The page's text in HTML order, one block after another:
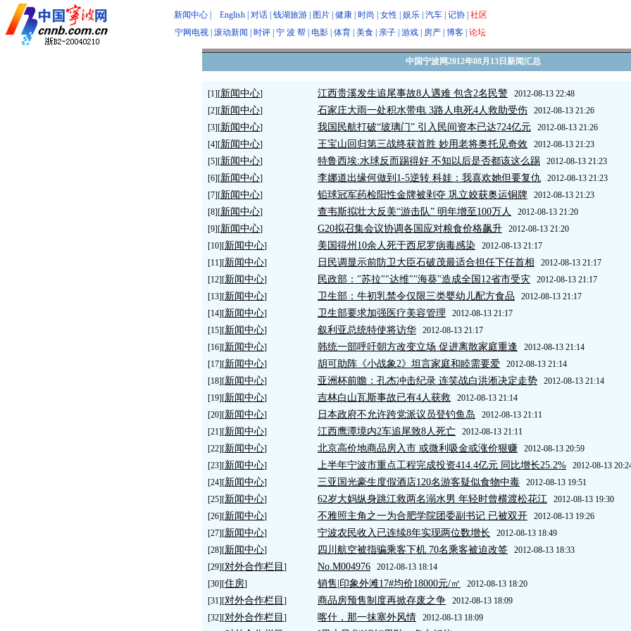
新闻中心| English| 对话| 钱湖旅游| 图片| 健康| 时尚 女性| 娱乐| 汽车| 记协| 社区
宁网电视 滚动新闻 时评 宁 波 帮 电影 体育 美食 亲子 游戏 房产 博客 论坛
中国宁波网2012年08月13日新闻汇总
[1][新闻中心] 江西贵溪发生追尾事故8人遇难 包含2名民警 2012-08-13 22:48
[2][新闻中心] 石家庄大雨一处积水带电 3路人电死4人救助受伤 2012-08-13 21:26
[3][新闻中心] 我国民航打破“玻璃门” 引入民间资本已达724亿元 2012-08-13 21:26
[4][新闻中心] 王宝山回归第三战终获首胜 妙用老将奥托见奇效 2012-08-13 21:23
[5][新闻中心] 特鲁西埃:水球反而踢得好 不知以后是否都该这么踢 2012-08-13 21:23
[6][新闻中心] 李娜道出缘何做到1-5逆转 科娃：我喜欢她但要复仇 2012-08-13 21:23
[7][新闻中心] 铅球冠军药检阳性金牌被剥夺 巩立姣获奥运铜牌 2012-08-13 21:23
[8][新闻中心] 查韦斯拟壮大反美“游击队” 明年增至100万人
2012-08-13 21:20
[9][新闻中心] G20拟召集会议协调各国应对粮食价格飙升 2012-08-13 21:20
[10][新闻中心] 美国得州10余人死于西尼罗病毒感染 2012-08-13 21:17
[11][新闻中心] 日民调显示前防卫大臣石破茂最适合担任下任首相
2012-08-13 21:17
[12][新闻中心] 民政部："苏拉""达维""海葵"造成全国12省市受灾 2012-08-13 21:17
[13][新闻中心] 卫生部：牛初乳禁令仅限三类婴幼儿配方食品 2012-08-13 21:17
[14][新闻中心] 卫生部要求加强医疗美容管理 2012-08-13 21:17
[15][新闻中心] 叙利亚总统特使将访华 2012-08-13 21:17
[16][新闻中心] 韩统一部呼吁朝方改变立场 促进离散家庭重逢 2012-08-13 21:14
[17][新闻中心] 胡可助阵《小战象2》坦言家庭和睦需要爱 2012-08-13 21:14
[18][新闻中心] 亚洲杯前瞻：孔杰冲击纪录 连笑战白洪淅决定走势 2012-08-13 21:14
[19][新闻中心] 吉林白山瓦斯事故已有4人获救 2012-08-13 21:14
[20][新闻中心] 日本政府不允许跨党派议员登钓鱼岛 2012-08-13 21:11
[21][新闻中心] 江西鹰潭境内2车追尾致8人死亡 2012-08-13 21:11
[22][新闻中心] 北京高价地商品房入市 或微利吸金或涨价狠赚 2012-08-13 20:59
[23][新闻中心] 上半年宁波市重点工程完成投资414.4亿元 同比增长25.2% 2012-08-13
[24][新闻中心] 三亚国光豪生度假酒店120名游客疑似食物中毒 2012-08-13 19:51
[25][新闻中心] 62岁大妈纵身跳江救两名溺水男 年轻时曾横渡松花江 2012-08-13 19:30
[26][新闻中心] 不雅照主角之一为合肥学院团委副书记 已被双开 2012-08-13 19:26
[27][新闻中心] 宁波农民收入已连续8年实现两位数增长 2012-08-13 18:49
[28][新闻中心] 四川航空被指骗乘客下机 70名乘客被迫改签 2012-08-13 18:33
[29][对外合作栏目 ] No.M004976 2012-08-13 18:14
[30][住房] 销售|印象外滩17#均价18000元/㎡
2012-08-13 18:20
[31][对外合作栏目 ] 商品房预售制度再掀存废之争 2012-08-13 18:09
[32][对外合作栏目 ] 喀什，那一抹塞外风情 2012-08-13 18:09